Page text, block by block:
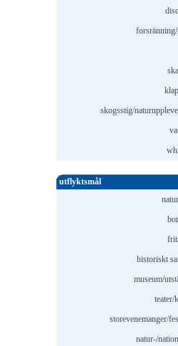
skogsstig/
utflyktsmål
historiskt
museum/
teater/
storevenemanger/
natur-/